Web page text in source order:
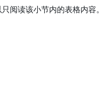
阅读该小节内的表格内容。